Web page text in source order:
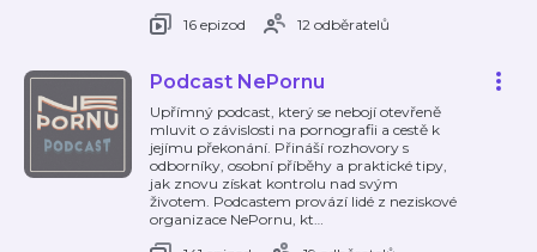
16 epizod
12 odběratelů
Podcast NePornu
Upřímný podcast, který se nebojí otevřeně
mluvit o závislosti na pornografii a cestě k
jejímu překonání. Přináší rozhovory s
odborníky, osobní příběhy a praktické tipy,
jak znovu získat kontrolu nad svým
životem. Podcastem provází lidé z neziskové
organizace NePornu, kt…